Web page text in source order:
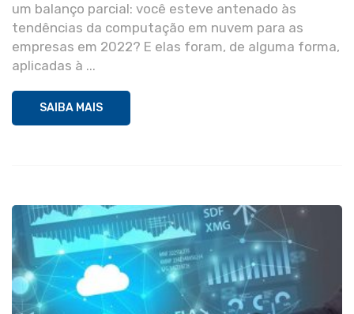
um balanço parcial: você esteve antenado às
tendências da computação em nuvem para as
empresas em 2022? E elas foram, de alguma forma,
aplicadas à ...
SAIBA MAIS